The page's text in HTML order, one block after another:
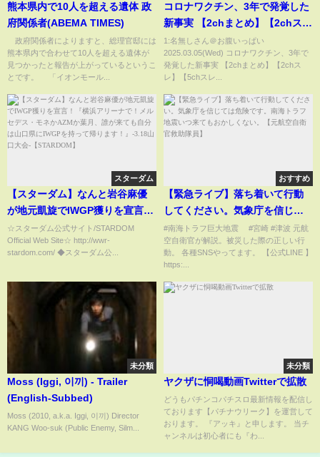
熊本県内で10人を超える遺体 政
府関係者(ABEMA TIMES)
政府関係者によりますと、総理官邸には
熊本県内で合わせて10人を超える遺体が
見つかったと報告が上がっているというこ
とです。 「イオンモール...
コロナワクチン、3年で発覚した
新事実 【2chまとめ】【2chス
レ】【5chスレ】
1:名無しさん＠お腹いっぱい
2025.03.05(Wed) コロナワクチン、3年で
発覚した新事実 【2chまとめ】【2chス
レ】【5chスレ...
スターダム
【スターダム】なんと岩谷麻優
が地元凱旋でIWGP獲りを宣言！
『横浜アリーナで！メルセデ
ス・モネかAZMか葉月、誰が来
ても自分は山口県にIWGPを持っ
【STARDOM】
☆スターダム公式サイト/STARDOM
Official Web Site☆ http://wwr-
stardom.com/ ◆スターダム公...
おすすめ
【緊急ライブ】落ち着いて行動
してください。気象庁を信じて
は危険です。南海トラフ地震い
つ来てもおかしくない。【元航
空自衛官救助隊員】
#南海トラフ巨大地震 #宮崎 #津波 元航
空自衛官が解説。被災した際の正しい行
動。 各種SNSやってます。 【公式LINE 】
https:...
未分類
Moss (Iggi, 이끼) - Trailer
(English-Subbed)
Moss (2010, a.k.a. Iggi, 이끼) Director
KANG Woo-suk (Public Enemy, Silm...
未分類
ヤクザに恫喝動画Twitterで拡散
どうもパチンコパチスロ最新情報を配信し
ております【パチナウリーク】を運営して
おります。 『アッキ』と申します。 当チ
ャンネルは初心者にも『わ...